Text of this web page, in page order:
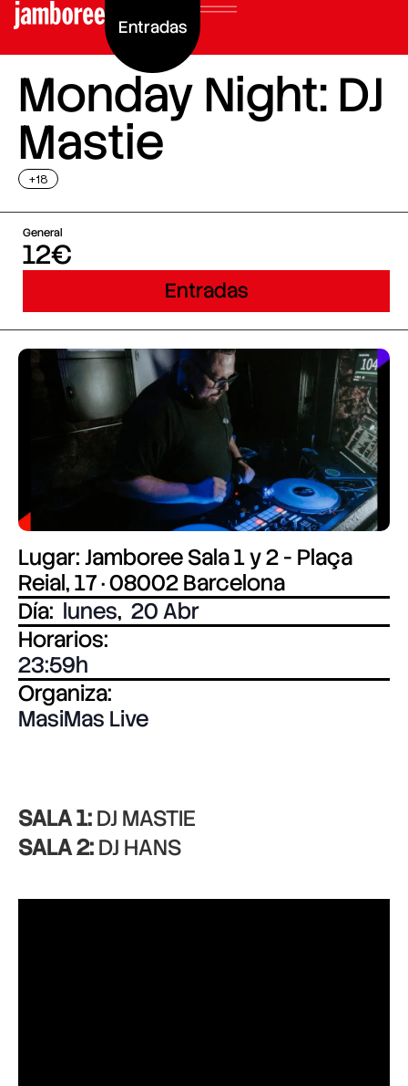
Entradas
Monday Night: DJ
Mastie
+18
General
12€
Entradas
Lugar: Jamboree Sala 1 y 2 - Plaça
Reial, 17 · 08002 Barcelona
Día: lunes, 20 Abr
Horarios:
23:59
Organiza:
MasiMas Live
SALA 1:DJ MASTIE
SALA 2:DJ HANS